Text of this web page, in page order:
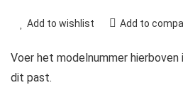
Add to wishlist Add to
Voer het modelnummer
dit past.